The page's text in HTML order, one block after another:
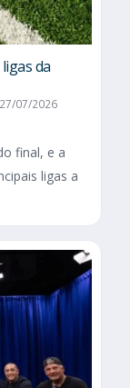
da
07/2026
final, e a
ligas a